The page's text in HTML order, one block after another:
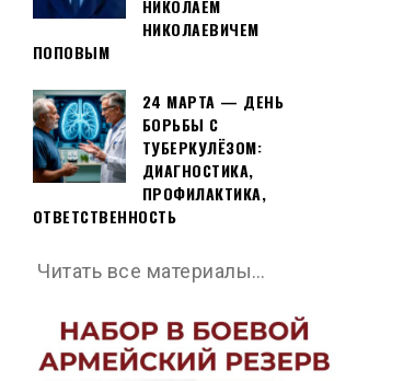
НИКОЛАЕМ
НИКОЛАЕВИЧЕМ
ПОПОВЫМ
24 МАРТА — ДЕНЬ
БОРЬБЫ С
ТУБЕРКУЛЁЗОМ:
ДИАГНОСТИКА,
ПРОФИЛАКТИКА,
ОТВЕТСТВЕННОСТЬ
Читать все материалы…